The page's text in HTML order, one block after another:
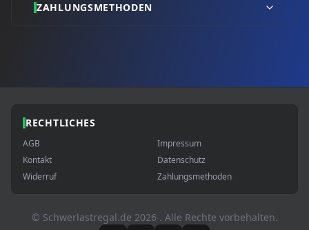
ZAHLUNGSMETHODEN
RECHTLICHES
AGB
Impressum
Kontakt
Datenschutz
Widerruf
Zahlungsmethoden
© Schwerlastregal.de 2026 . Alle Rechte vorbehalten.